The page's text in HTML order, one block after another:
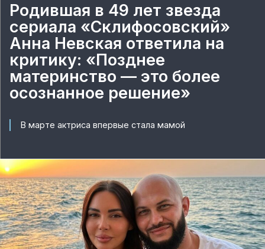
Родившая в 49 лет звезда
сериала «Склифосовский»
Анна Невская ответила на
критику: «Позднее
материнство — это более
осознанное решение»
В марте актриса впервые стала мамой